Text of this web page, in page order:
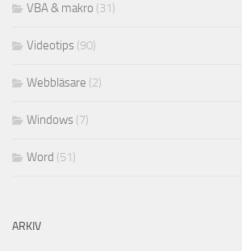
VBA & makro (31)
Videotips (90)
Webbläsare (2)
Windows (7)
Word (51)
ARKIV